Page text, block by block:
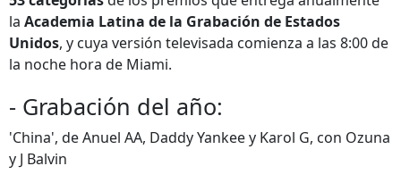
la Academia Latina de la Grabación de Estados
Unidos, y cuya versión televisada comienza a las 8:00 de
la noche hora de Miami.
- Grabación del año:
'China', de Anuel AA, Daddy Yankee y Karol G, con Ozuna
y J Balvin